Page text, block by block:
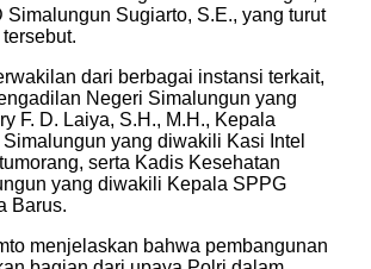
Simalungun Sugiarto, S.E., yang turut
dari berbagai instansi terkait,
Negeri Simalungun yang
F. D. Laiya, S.H., M.H., Kepala
yang diwakili Kasi Intel
serta Kadis Kesehatan
yang diwakili Kepala SPPG
Barus.
menjelaskan bahwa pembangunan